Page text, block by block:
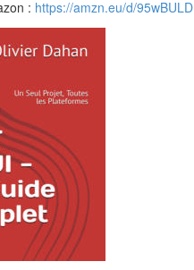
: https://amzn.eu/d/95wBULD